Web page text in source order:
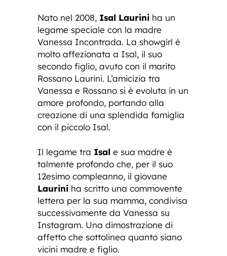
Nato nel 2008, Isal Laurini ha un
legame speciale con la madre
Vanessa Incontrada. La showgirl è
molto affezionata a Isal, il suo
secondo figlio, avuto con il marito
Rossano Laurini. L’amicizia tra
Vanessa e Rossano si è evoluta in un
amore profondo, portando alla
creazione di una splendida famiglia
con il piccolo Isal.
Il legame tra Isal e sua madre è
talmente profondo che, per il suo
12esimo compleanno, il giovane
Laurini ha scritto una commovente
lettera per la sua mamma, condivisa
successivamente da Vanessa su
Instagram. Una dimostrazione di
affetto che sottolinea quanto siano
vicini madre e figlio.